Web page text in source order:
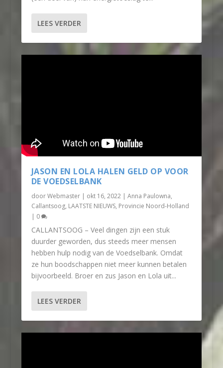
LEES VERDER
JASON EN LOLA HALEN GELD OP VOOR
DE VOEDSELBANK
doorWebmaster| okt 16, 2022| Anna Paulowna,
Callantsoog, LAATSTE NIEUWS, Provincie Noord-Holland
| 0
CALLANTSOOG – Veel dingen zijn een stuk
duurder geworden, dus steeds meer mensen
hebben hulp nodig van de Voedselbank. Omdat
ze hun boodschappen niet meer kunnen betalen
bijvoorbeeld. Broer en zus Jason en Lola uit...
LEES VERDER